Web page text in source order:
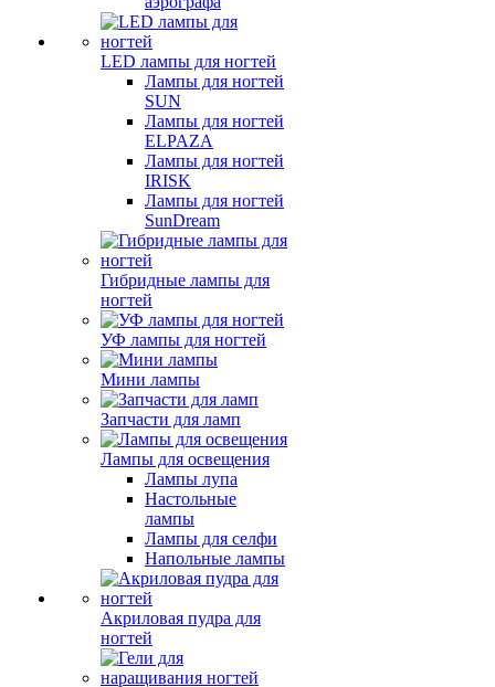
LED лампы для ногтей
Лампы для ногтей
SUN
Лампы для ногтей
ELPAZA
Лампы для ногтей
IRISK
Лампы для ногтей
SunDream
Гибридные лампы для
ногтей
УФ лампы для ногтей
Мини лампы
Запчасти для ламп
Лампы для освещения
Лампы лупа
Настольные
лампы
Лампы для селфи
Напольные лампы
Акриловая пудра для
ногтей